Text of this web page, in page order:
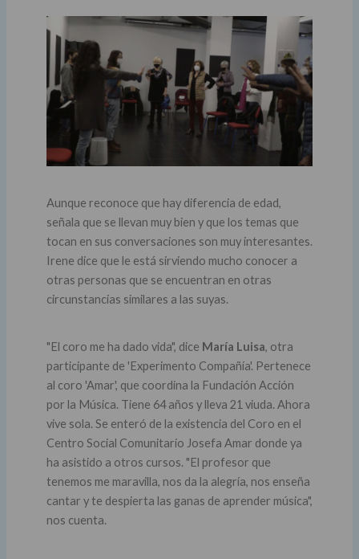
Aunque reconoce que hay diferencia de edad,
señala que se llevan muy bien y que los temas que
tocan en sus conversaciones son muy interesantes.
Irene dice que le está sirviendo mucho conocer a
otras personas que se encuentran en otras
circunstancias similares a las suyas.
"El coro me ha dado vida", dice María Luisa, otra
participante de 'Experimento Compañía'. Pertenece
al coro 'Amar', que coordina la Fundación Acción
por la Música. Tiene 64 años y lleva 21 viuda. Ahora
vive sola. Se enteró de la existencia del Coro en el
Centro Social Comunitario Josefa Amar donde ya
ha asistido a otros cursos. "El profesor que
tenemos me maravilla, nos da la alegría, nos enseña
cantar y te despierta las ganas de aprender música",
nos cuenta.